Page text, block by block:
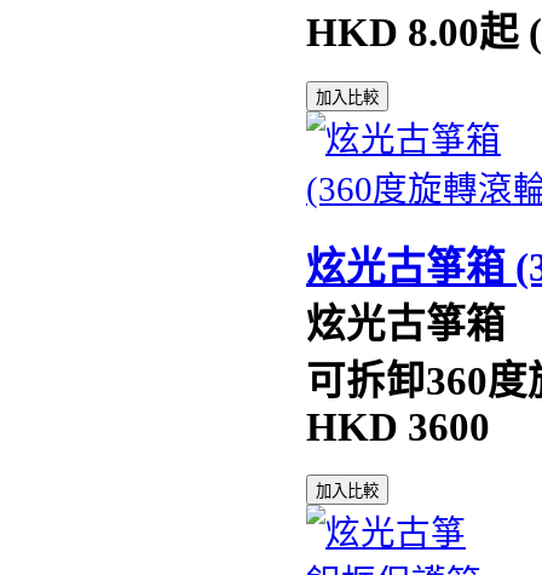
HKD 8.00起
加入比較
炫光古箏箱
炫光古箏箱
可拆卸360度
HKD 3600
加入比較